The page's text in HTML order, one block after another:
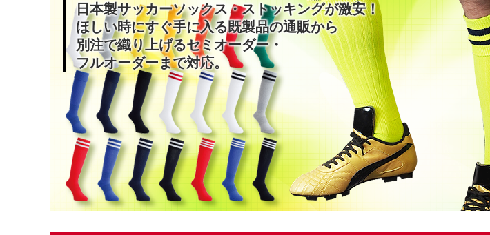
日本製サッカーソックス・ストッキングが激安！
ほしい時にすぐ手に入る既製品の通販から
別注で織り上げるセミオーダー・
フルオーダーまで対応。